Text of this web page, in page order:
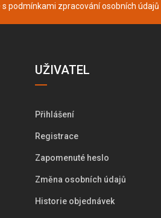
podmínkami zpracování osobních údajů
UŽIVATEL
Přihlášení
Registrace
Zapomenuté heslo
Změna osobních údajů
Historie objednávek